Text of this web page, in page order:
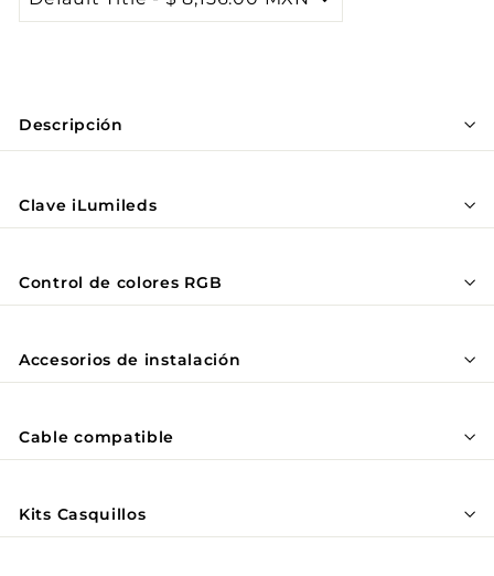
Descripción
Clave iLumileds
Control de colores RGB
Accesorios de instalación
Cable compatible
Kits Casquillos